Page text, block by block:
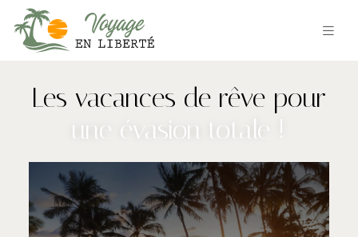
Les vacances de rêve pour
une évasion totale !